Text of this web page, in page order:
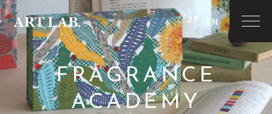
JP /EN
FRAGRANCE
ACADEMY